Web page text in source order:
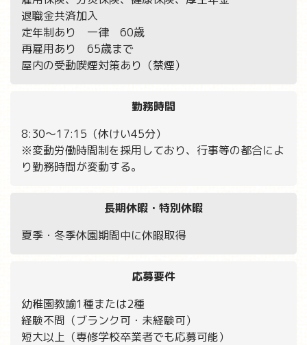
退職金共済加入
定年制あり 一律 60歳
再雇用あり 65歳まで
屋内の受動喫煙対策あり（禁煙）
勤務時間
8:30～17:15（休けい45分）
※変動労働時間制を採用しており、行事等の都合によ
り勤務時間が変動する。
長期休暇 ・ 特別休暇
夏季・冬季休園期間中に休暇取得
応募要件
幼稚園教諭1種または2種
経験不問（ブランク可・未経験可）
短大以上（専修学校卒業者でも応募可能）